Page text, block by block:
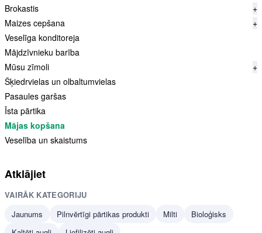
Brokastis
+
Maizes cepšana
+
Veselīga konditoreja
Mājdzīvnieku barība
Mūsu zīmoli
+
Šķiedrvielas un olbaltumvielas
Pasaules garšas
Īsta pārtika
Mājas kopšana
Veselība un skaistums
Atklājiet
VAIRĀK KATEGORIJU
Jaunums
Pilnvērtīgi pārtikas produkti Milti
Bioloģisks